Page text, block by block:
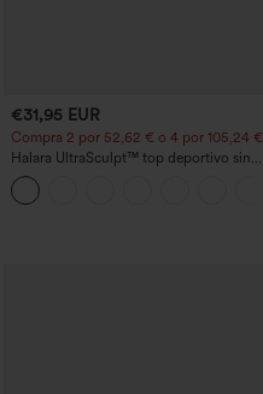
€31,95 EUR
Compra 2 por 52,62 € o 4 por 105,24 €.
Halara UltraSculpt™ top deportivo sin
mangas con escote redondo y bajo
curvo